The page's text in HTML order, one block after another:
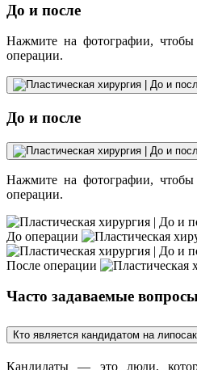
До и после
Нажмите на фотографии, чтобы
операции.
До и после
Нажмите на фотографии, чтобы
операции.
До операции
После операции
Часто задаваемые
Кто является кандидатом на
Кандидаты — это люди,